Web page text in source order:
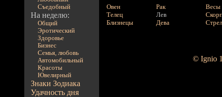
Съедобный
На неделю:
Общий
Эротический
Здоровье
Бизнес
Семья, любовь
Автомобильный
Красоты
Ювелирный
Знаки Зодиака
Удачность дня
Овен
Телец
Близнецы
Рак
Лев
Дева
Весы
© Ignio